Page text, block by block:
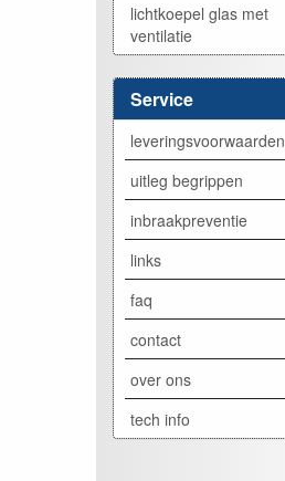
lichtkoepel glas met
ventilatie
Service
leveringsvoorwaarden
uitleg begrippen
inbraakpreventie
links
faq
contact
over ons
tech info